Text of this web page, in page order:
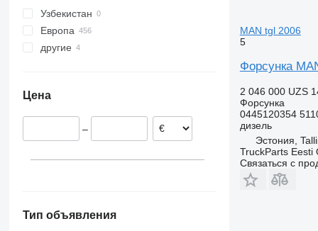
TGX 18.480
TGX 26.440
TGX 26.480
MB
O-series
Sprinter
Maxity
Megane
Midliner
Узбекистан
Европа
Эстония
Польша
Бельгия
другие
Цена
–
Тип объявления
MAN tgl 2006
5
Форсунка
2 046 000 UZS
Форсунка
0445120354
дизель
Эстония,
TruckParts Eesti
Связаться с